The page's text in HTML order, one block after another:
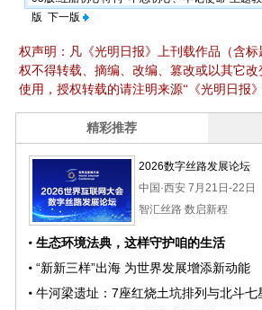
版 下一版
权声明：凡《光明日报》上刊载作品（含
权不得转载、摘编、改编、篡改或以其它
使用，授权转载的请注明来源“《光明日报》